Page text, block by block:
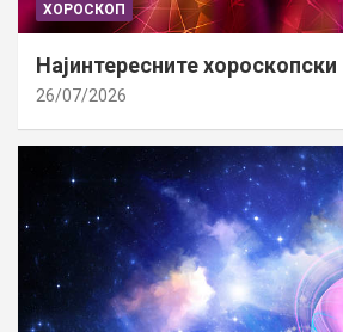
ХОРОСКОП
Најинтересните хороскопски
26/07/2026